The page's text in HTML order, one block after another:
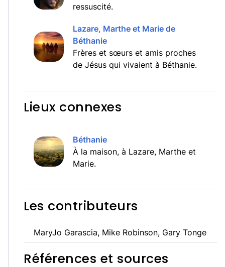
ressuscité.
Lazare, Marthe et Marie de
Béthanie
Frères et sœurs et amis proches
de Jésus qui vivaient à Béthanie.
Lieux connexes
Béthanie
À la maison, à Lazare, Marthe et
Marie.
Les contributeurs
MaryJo Garascia, Mike Robinson, Gary Tonge
Références et sources